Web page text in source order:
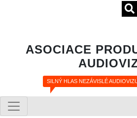
ASOCIACE
SILNÝ HLAS NEZÁVISLÉ